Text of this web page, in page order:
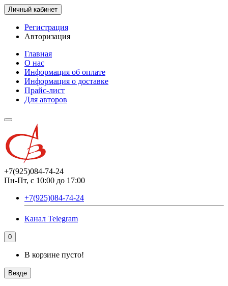
Личный кабинет
Регистрация
Авторизация
Главная
О нас
Информация об оплате
Информация о доставке
Прайс-лист
Для авторов
+7(925)084-74-24
Пн-Пт, с 10:00 до 17:00
+7(925)084-74-24
Канал Telegram
0
В корзине пусто!
Везде